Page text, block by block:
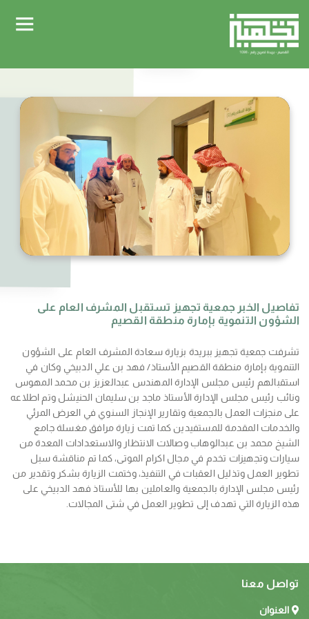
تفاصيل الخبر جمعية تجهيز تستقبل المشرف العام على
الشؤون التنموية بإمارة منطقة القصيم
تشرفت جمعية تجهيز ببريدة بزيارة سعادة المشرف العام على الشؤون
التنموية بإمارة منطقة القصيم الأستاذ/ فهد بن علي الدبيخي وكان في
استقبالهم رئيس مجلس الإدارة المهندس عبدالعزيز بن محمد المهوس
ونائب رئيس مجلس الإدارة الأستاذ ماجد بن سليمان الحنيشل وتم اطلاعه
على منجزات العمل بالجمعية وتقارير الإنجاز السنوي في العرض المرئي
والخدمات المقدمة للمستفيدين كما تمت زيارة مرافق مغسلة جامع
الشيخ محمد بن عبدالوهاب وصالات الانتظار والاستعدادات المعدة من
سيارات وتجهيزات تخدم في مجال اكرام الموتى، كما تم مناقشة سبل
تطوير العمل وتذليل العقبات في التنفيذ، وختمت الزيارة بشكر وتقدير من
رئيس مجلس الإدارة بالجمعية والعاملين بها للأستاذ فهد الدبيخي على
هذه الزيارة التي تهدف إلى تطوير العمل في شتى المجالات.
تواصل معنا
العنوان